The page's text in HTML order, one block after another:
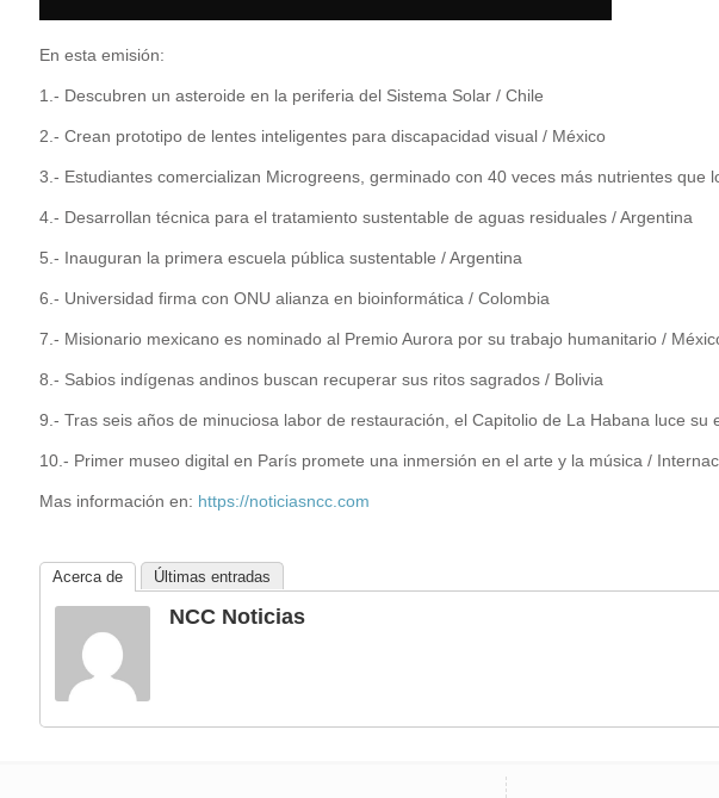
En esta emisión:
1.- Descubren un asteroide en la periferia del Sistema Solar / Chile
2.- Crean prototipo de lentes inteligentes para discapacidad visual / México
3.- Estudiantes comercializan Microgreens, germinado con 40 veces más nutrientes que
4.- Desarrollan técnica para el tratamiento sustentable de aguas residuales / Argentina
5.- Inauguran la primera escuela pública sustentable / Argentina
6.- Universidad firma con ONU alianza en bioinformática / Colombia
7.- Misionario mexicano es nominado al Premio Aurora por su trabajo humanitario /
8.- Sabios indígenas andinos buscan recuperar sus ritos sagrados / Bolivia
9.- Tras seis años de minuciosa labor de restauración, el Capitolio de La Habana luce su
10.- Primer museo digital en París promete una inmersión en el arte y la música /
Mas información en: https://noticiasncc.com
Acerca de Últimas entradas
NCC Noticias